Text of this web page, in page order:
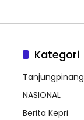
Kategori
Tanjungpinang
NASIONAL
Berita Kepri